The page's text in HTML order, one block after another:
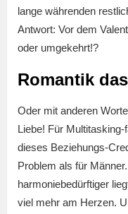
lange währenden
Antwort: Vor dem
oder umgekehrt!?
Romantik
Oder mit anderen
Liebe! Für
dieses Beziehungs-
Problem als für
harmoniebedürftiger
viel mehr am Herzen.